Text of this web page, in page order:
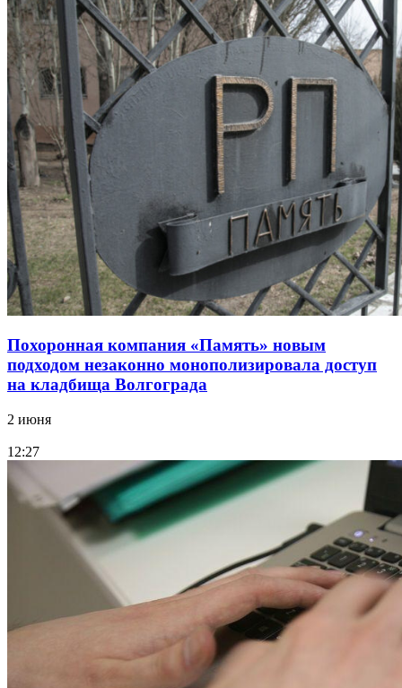
Похоронная компания «Память» новым
подходом незаконно монополизировала доступ
на кладбища Волгограда
2 июня
12:27